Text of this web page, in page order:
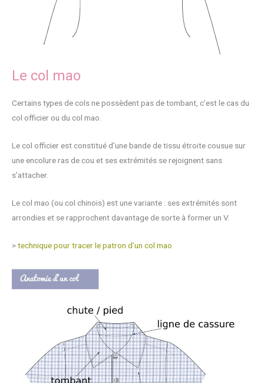
Le col mao
Certains types de cols ne possèdent pas de tombant, c’est le cas du
col officier ou du col mao.
Le col officier est constitué d’une bande de tissu étroite cousue sur
une encolure ras de cou et ses extrémités se rejoignent sans
s’attacher.
Le col mao (ou col chinois) est une variante : ses extrémités sont
arrondies et se rapprochent davantage de sorte à former un V.
>technique pour tracer le patron d’un col mao